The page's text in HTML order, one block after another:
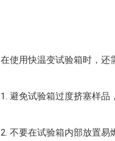
在使用快温变试验箱时，还
1. 避免试验箱过度挤塞样品
2. 不要在试验箱内部放置